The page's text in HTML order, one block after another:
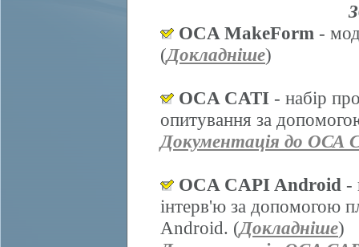
OCA MakeForm -
(Докладніше)
OCA CATI - набір
опитування за
Документація до ОСА
OCA CAPI Android -
інтерв'ю за допомогою
Android. (Докладніше)